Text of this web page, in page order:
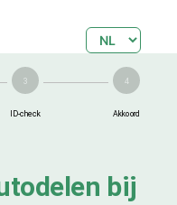
3
ID-check
4
Akkoord
bij